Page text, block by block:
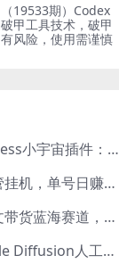
（19533期）Codex
破甲工具技术，破甲
有风险，使用需谨慎
WordPress小宇宙插件：为站长量身打造的网站性能与SEO优化插件
微信托管挂机，单号日赚50-80，项目操作简单（附无限注册实名微信号教程）
抖音图文带货蓝海赛道，每天只花2小时，小白轻松过万
MJ Stable Diffusion人工智能绘画与设计-第6期AIGC课程（35节）